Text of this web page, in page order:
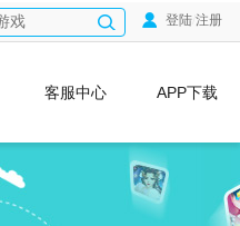
登陆 注册
客服中心 APP下载